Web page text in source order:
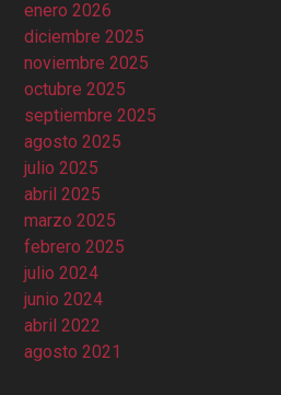
enero 2026
diciembre 2025
noviembre 2025
octubre 2025
septiembre 2025
agosto 2025
julio 2025
abril 2025
marzo 2025
febrero 2025
julio 2024
junio 2024
abril 2022
agosto 2021